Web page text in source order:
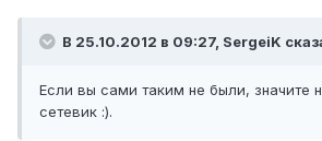
В 25.10.2012 в 09:27, SergeiK
Если вы сами таким не были, значите
сетевик :).